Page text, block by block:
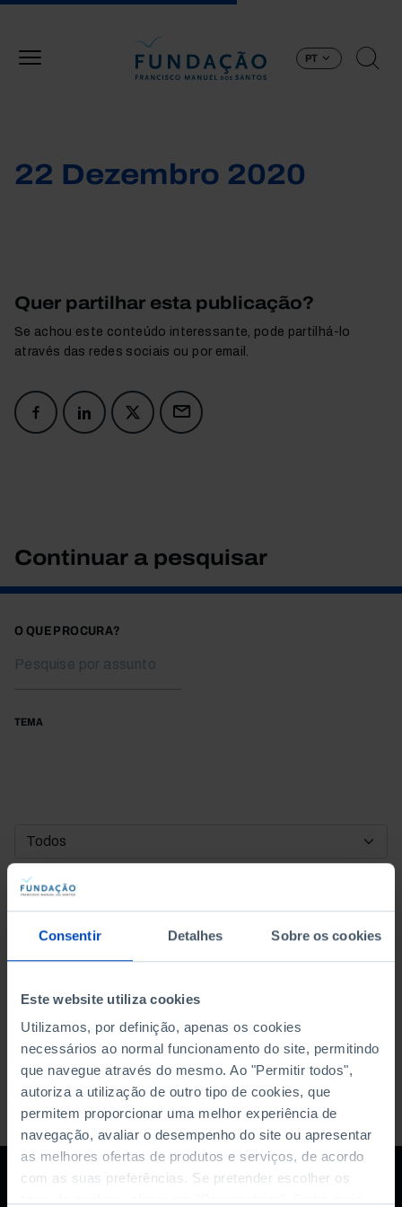
Consentir Detalhes Sobre os cookies
Este website utiliza cookies
Utilizamos, por definição, apenas os cookies
necessários ao normal funcionamento do site, permitindo
que navegue através do mesmo. Ao "Permitir todos",
autoriza a utilização de outro tipo de cookies, que
permitem proporcionar uma melhor experiência de
navegação, avaliar o desempenho do site ou apresentar
as melhores ofertas de produtos e serviços, de acordo
com as suas preferências. Se pretender escolher os
PT
22 Dezembro 2020
Quer partilhar esta publicação?
Se achou este conteúdo interessante, pode partilhá-lo
através das redes sociais ou por email.
Continuar a pesquisar
O QUE PROCURA?
TEMA
DATA DE INÍCIO
DATA DE FIM